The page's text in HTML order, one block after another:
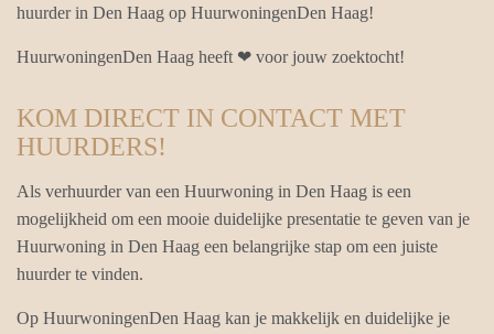
huurder in Den Haag op HuurwoningenDen Haag!
HuurwoningenDen Haag heeft ❤ voor jouw zoektocht!
KOM DIRECT IN CONTACT MET
HUURDERS!
Als verhuurder van een Huurwoning in Den Haag is een
mogelijkheid om een mooie duidelijke presentatie te geven van je
Huurwoning in Den Haag een belangrijke stap om een juiste
huurder te vinden.
Op HuurwoningenDen Haag kan je makkelijk en duidelijke je